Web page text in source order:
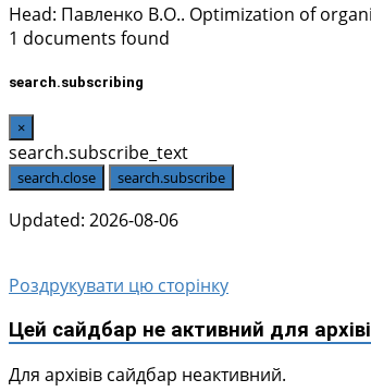
Head: Павленко В.О.. Optimization of
1 documents found
search.subscribing
×
search.subscribe_text
search.close search.subscribe
Updated: 2026-08-06
Роздрукувати цю сторінку
Цей сайдбар не активний для
Для архівів сайдбар неактивний.